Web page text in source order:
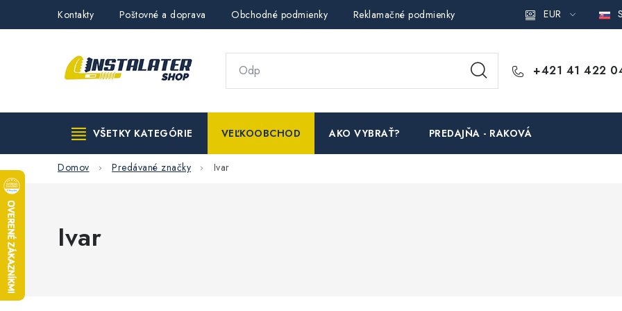
Kontakty Poštovné a doprava Obchodné podmienky Reklamačné podmienky Podmienky ochrany osobných
EUR
+421 41 422
VŠETKY KATEGÓRIE VEĽKOOBCHOD AKO VYBRAŤ? PREDAJŇA - RAKOVÁ
Domov Predávané značky Ivar
Ivar